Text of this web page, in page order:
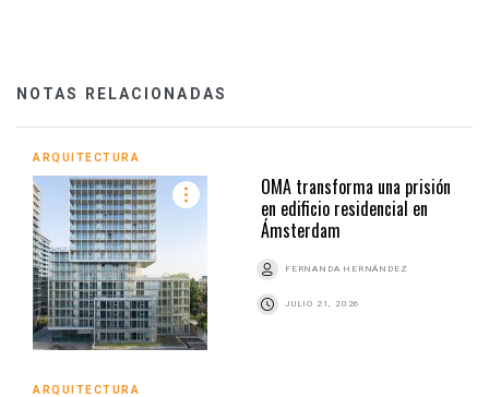
NOTAS RELACIONADAS
ARQUITECTURA
OMA transforma una prisión
en edificio residencial en
Ámsterdam
FERNANDA HERNÁNDEZ
JULIO 21, 2026
ARQUITECTURA